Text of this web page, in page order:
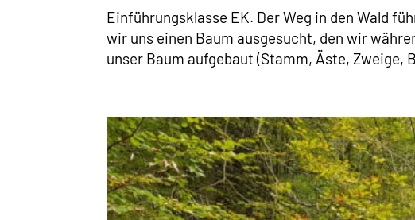
Einführungsklasse EK. Der Weg in den Wald
wir uns einen Baum ausgesucht, den wir
unser Baum aufgebaut (Stamm, Äste, Zweige,